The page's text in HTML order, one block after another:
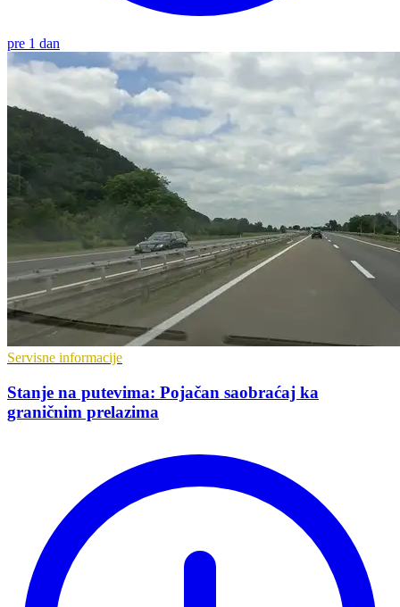
pre 1 dan
Servisne informacije
Stanje na putevima: Pojačan saobraćaj ka
graničnim prelazima